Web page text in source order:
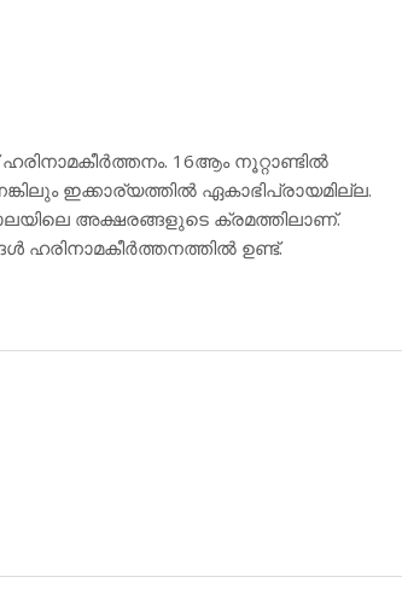
16ആം നൂറ്റാണ്ടില്‍
ഇക്കാര്യത്തില്‍ ഏകാഭിപ്രായമില്ല.
അക്ഷരങ്ങളുടെ ക്രമത്തിലാണ്.
ഹരിനാമകീര്‍ത്തനത്തില്‍ ഉണ്ട്.